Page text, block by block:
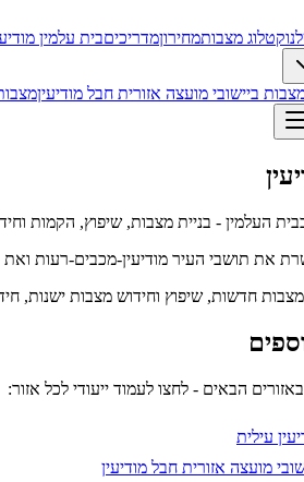
קטלוג מצבותמחירוןמדריכיםבית עלמין
ביישובי מועצה אזורית חבל מודיעין
העלמין - בניית מצבות, שיפוץ, הקמות
את תושבי העיר מודיעין-מכבים-רעות
חדשות, שיפוץ וחידוש מצבות ישנות,
הבאים - לחצו לעמוד ייעודי לכל אזור:
עילית
מועצה אזורית חבל מודיעין